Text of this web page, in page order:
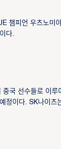
챔피언 우츠노미
다.
국 선수들로 이루
정이다. SK나이츠